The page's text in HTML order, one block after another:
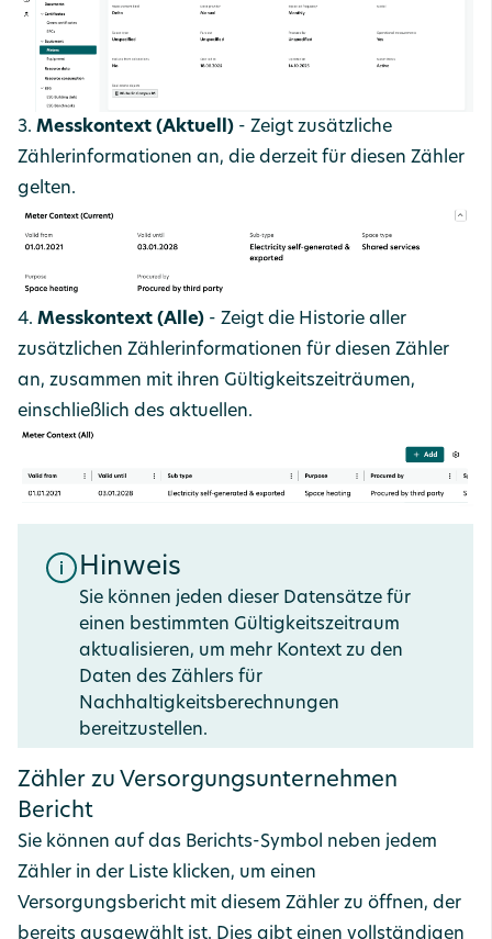
3. Messkontext (Aktuell) - Zeigt zusätzliche
Zählerinformationen an, die derzeit für diesen Zähler
gelten.
4. Messkontext (Alle) - Zeigt die Historie aller
zusätzlichen Zählerinformationen für diesen Zähler
an, zusammen mit ihren Gültigkeitszeiträumen,
einschließlich des aktuellen.
Hinweis
Sie können jeden dieser Datensätze für
einen bestimmten Gültigkeitszeitraum
aktualisieren, um mehr Kontext zu den
Daten des Zählers für
Nachhaltigkeitsberechnungen
bereitzustellen.
Zähler zu Versorgungsunternehmen
Bericht
Sie können auf das Berichts-Symbol neben jedem
Zähler in der Liste klicken, um einen
Versorgungsbericht mit diesem Zähler zu öffnen, der
bereits ausgewählt ist. Dies gibt einen vollständigen